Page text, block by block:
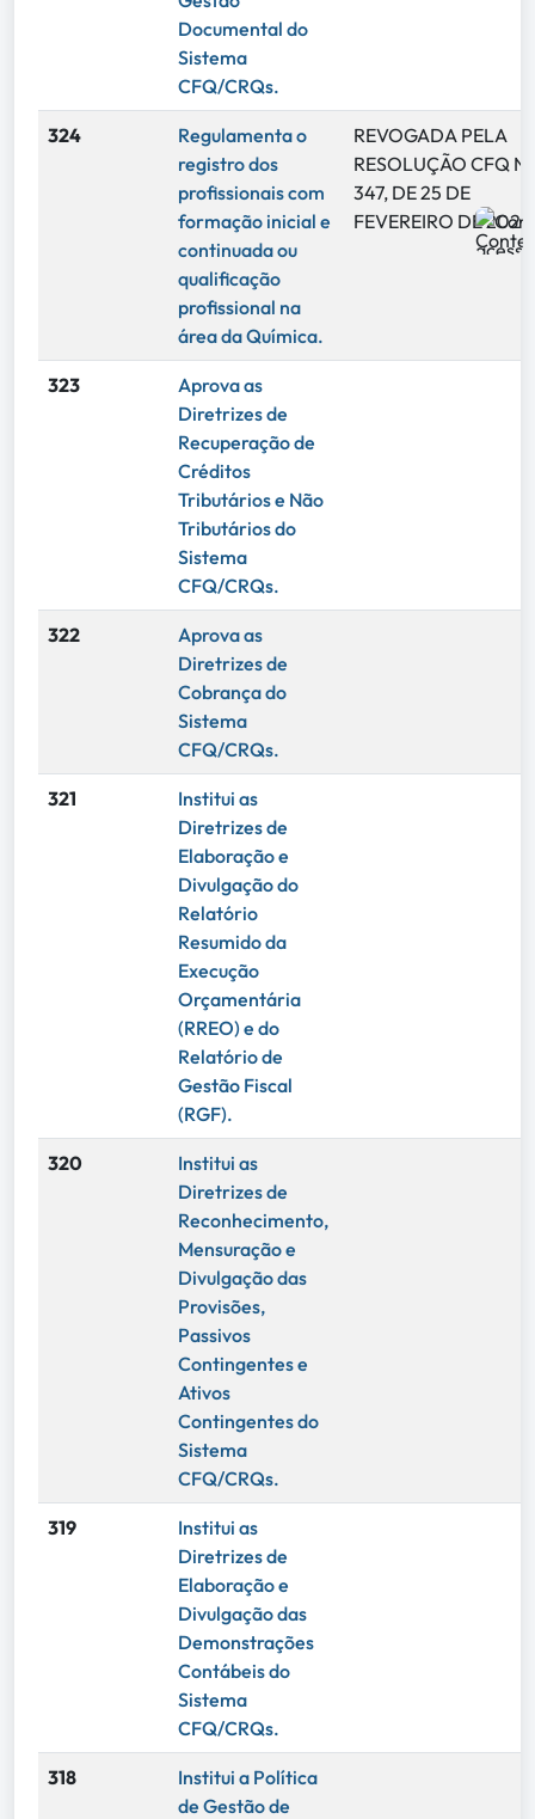
Documental do
Sistema
CFQ/CRQs.
324
Regulamenta o
registro dos
profissionais com
formação inicial e
continuada ou
qualificação
profissional na
área da Química.
REVOGADA PELA
RESOLUÇÃO CFQ N°
347, DE 25 DE
FEVEREIRO DE 2026
323
Aprova as
Diretrizes de
Recuperação de
Créditos
Tributários e Não
Tributários do
Sistema
CFQ/CRQs.
322
Aprova as
Diretrizes de
Cobrança do
Sistema
CFQ/CRQs.
321
Institui as
Diretrizes de
Elaboração e
Divulgação do
Relatório
Resumido da
Execução
Orçamentária
(RREO) e do
Relatório de
Gestão Fiscal
(RGF).
320
Institui as
Diretrizes de
Reconhecimento,
Mensuração e
Divulgação das
Provisões,
Passivos
Contingentes e
Ativos
Contingentes do
Sistema
CFQ/CRQs.
319
Institui as
Diretrizes de
Elaboração e
Divulgação das
Demonstrações
Contábeis do
Sistema
CFQ/CRQs.
318
Institui a Política
de Gestão de